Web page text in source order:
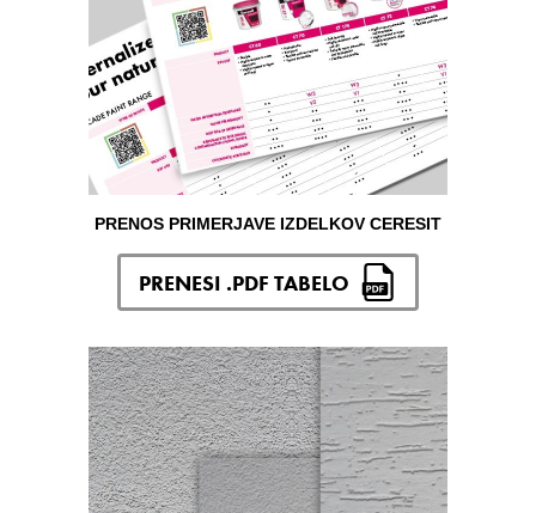
PRENOS PRIMERJAVE IZDELKOV CERESIT
PRENESI .PDF TABELO